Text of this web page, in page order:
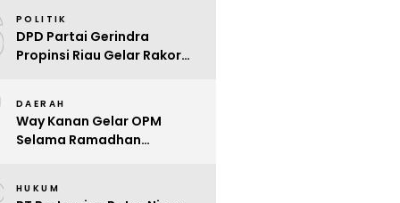
POLITIK
DPD Partai Gerindra
Propinsi Riau Gelar Rakor
DAERAH
Way Kanan Gelar OPM
Selama Ramadhan
HUKUM